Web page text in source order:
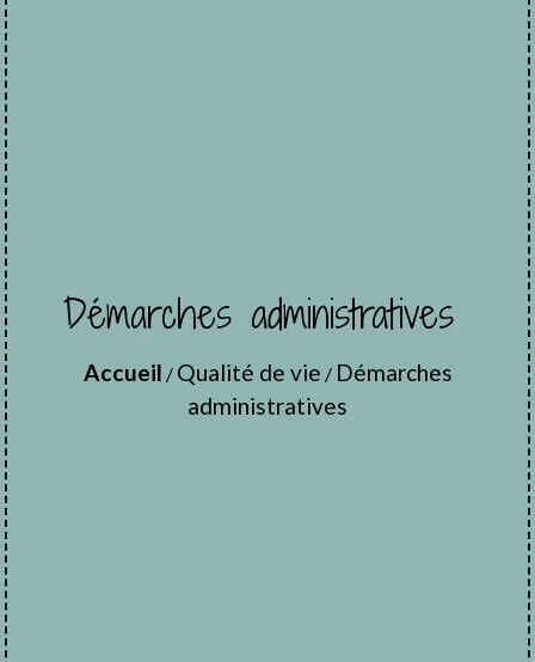
Démarches administratives
Accueil / Qualité de vie / Démarches
administratives